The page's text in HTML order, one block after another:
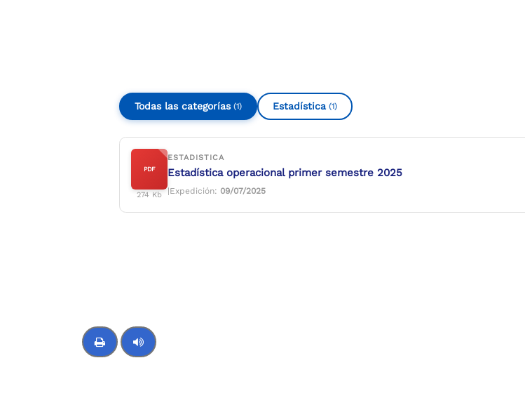
Todas las categorías (1) Estadística (1)
PDF
274 Kb
ESTADISTICA
Estadística operacional primer semestre 2025
|Expedición: 09/07/2025